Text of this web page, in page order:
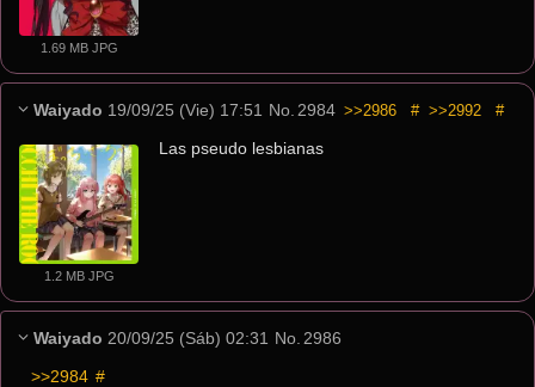
1.69 MB JPG
Waiyado 19/09/25 (Vie) 17:51 No. 2984 >>2986 # >>2992 #
1.2 MB JPG
Las pseudo lesbianas
Waiyado 20/09/25 (Sáb) 02:31 No. 2986
>>2984 #